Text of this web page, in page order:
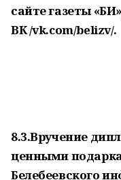
сайте газеты
ВК /vk.com/belizv/.
8.3.Вручение
ценными
Белебеевского